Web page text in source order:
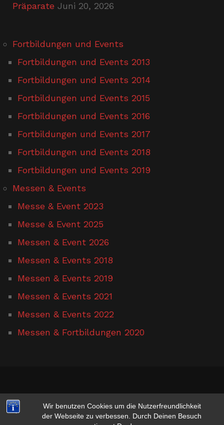
Wir benutzen Cookies um die Nutzerfreundlichkeit
der Webseite zu verbessen. Durch Deinen Besuch
Präparate Juni 20, 2026
Fortbildungen und Events
Fortbildungen und Events 2013
Fortbildungen und Events 2014
Fortbildungen und Events 2015
Fortbildungen und Events 2016
Fortbildungen und Events 2017
Fortbildungen und Events 2018
Fortbildungen und Events 2019
Messen & Events
Messe & Event 2023
Messe & Event 2025
Messen & Event 2026
Messen & Events 2018
Messen & Events 2019
Messen & Events 2021
Messen & Events 2022
Messen & Fortbildungen 2020
www.hufschmied-gerusel.de